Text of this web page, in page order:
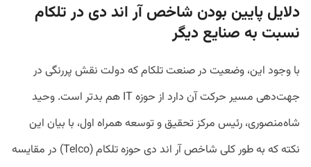
دلایل پایین بودن شاخص آر اند دی در تلکام
نسبت به صنایع دیگر
با وجود این، وضعیت در صنعت تلکام که دولت نقش پررنگی در
جهت‌دهی مسیر حرکت آن دارد از حوزه IT هم بدتر است. وحید
شاه‌منصوری، رئیس مرکز تحقیق و توسعه همراه اول، با بیان این
نکته که به طور کلی شاخص آر ‌اند ‌دی حوزه تلکام (Telco) در مقایسه